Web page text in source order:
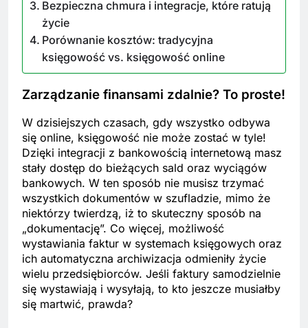
Bezpieczna chmura i integracje, które ratują
życie
Porównanie kosztów: tradycyjna
księgowość vs. księgowość online
Zarządzanie finansami zdalnie? To proste!
W dzisiejszych czasach, gdy wszystko odbywa
się online, księgowość nie może zostać w tyle!
Dzięki integracji z bankowością internetową masz
stały dostęp do bieżących sald oraz wyciągów
bankowych. W ten sposób nie musisz trzymać
wszystkich dokumentów w szufladzie, mimo że
niektórzy twierdzą, iż to skuteczny sposób na
„dokumentację”. Co więcej, możliwość
wystawiania faktur w systemach księgowych oraz
ich automatyczna archiwizacja odmieniły życie
wielu przedsiębiorców. Jeśli faktury samodzielnie
się wystawiają i wysyłają, to kto jeszcze musiałby
się martwić, prawda?